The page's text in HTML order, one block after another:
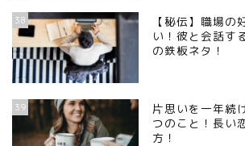
38
【秘伝】職場の
い！彼と会話す
の鉄板ネタ！
39
片思いを一年続
つのこと！長い
方！